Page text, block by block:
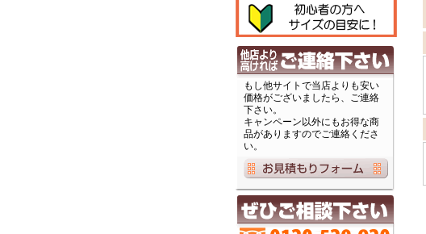
もし他サイトで当店よりも安い
価格がございましたら、ご連絡
下さい。
キャンペーン以外にもお得な商
品がありますのでご連絡くださ
い。